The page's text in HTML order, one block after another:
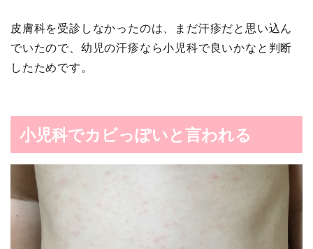
皮膚科を受診しなかったのは、まだ汗疹だと思い込ん
でいたので、幼児の汗疹なら小児科で良いかなと判断
したためです。
小児科でカビっぽいと言われる